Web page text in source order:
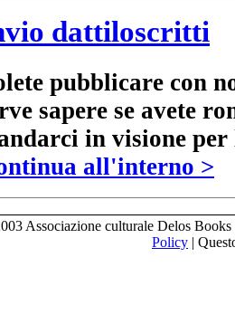
dattiloscritti
pubblicare con
sapere se avete
in visione
all'interno >
Associazione culturale Delos
Policy |